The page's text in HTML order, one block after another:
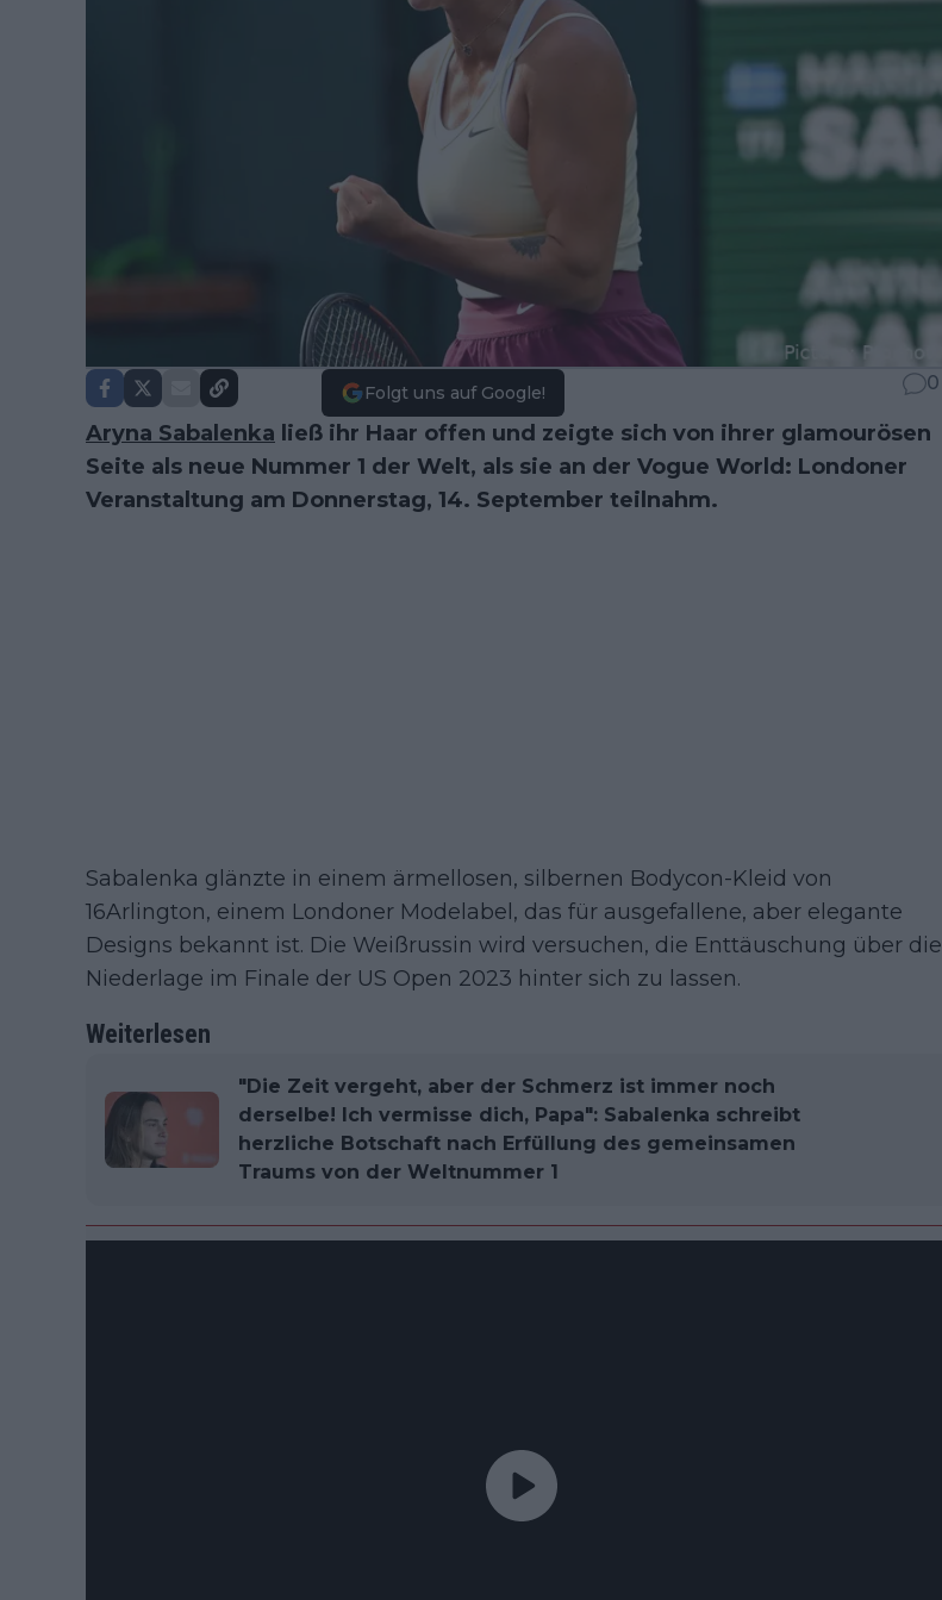
Folgt uns auf Google! 0
Aryna Sabalenka ließ ihr Haar offen und zeigte sich von ihrer glamourösen
Seite als neue Nummer 1 der Welt, als sie an der Vogue World: Londoner
Veranstaltung am Donnerstag, 14. September teilnahm.
Sabalenka glänzte in einem ärmellosen, silbernen Bodycon-Kleid von
16Arlington, einem Londoner Modelabel, das für ausgefallene, aber elegante
Designs bekannt ist. Die Weißrussin wird versuchen, die Enttäuschung über die
Niederlage im Finale der US Open 2023 hinter sich zu lassen.
Weiterlesen
"Die Zeit vergeht, aber der Schmerz ist immer noch
derselbe! Ich vermisse dich, Papa": Sabalenka schreibt
herzliche Botschaft nach Erfüllung des gemeinsamen
Traums von der Weltnummer 1